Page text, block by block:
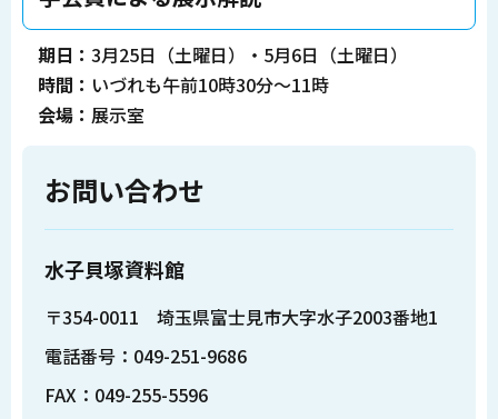
期日： 3月25日（土曜日）・5月6日（土曜日）
時間： いづれも午前10時30分～11時
会場： 展示室
お問い合わせ
水子貝塚資料館
〒354-0011 埼玉県富士見市大字水子2003番地1
電話番号：049-251-9686
FAX：049-255-5596